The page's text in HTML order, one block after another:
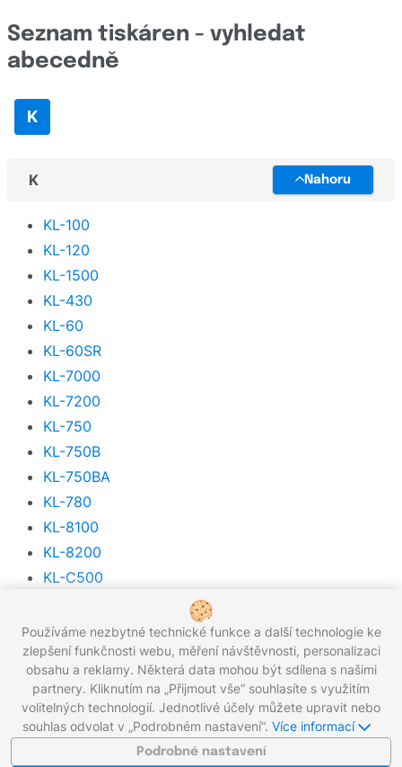
Triumph-Adler
Unassigned
Xerox
Seznam tiskáren - vyhledat
abecedně
K
K Nahoru
KL-100
KL-120
KL-1500
KL-430
KL-60
KL-60SR
KL-7000
KL-7200
KL-750
KL-750B
KL-750BA
KL-780
KL-8100
KL-8200
KL-C500
KLP1000
Zavolejte nám zdarma: 800 203 100
Pracovní dny 8:00 - 17:00
Napište nám:info@gigaprint.cz©2026 gigaprint.cz
Používáme nezbytné technické funkce a další technologie ke
zlepšení funkčnosti webu, měření návštěvnosti, personalizaci
obsahu a reklamy. Některá data mohou být sdílena s našimi
partnery. Kliknutím na „Přijmout vše“ souhlasíte s využitím
volitelných technologií. Jednotlivé účely můžete upravit nebo
souhlas odvolat v „Podrobném nastavení“. Více informací
Podrobné nastavení